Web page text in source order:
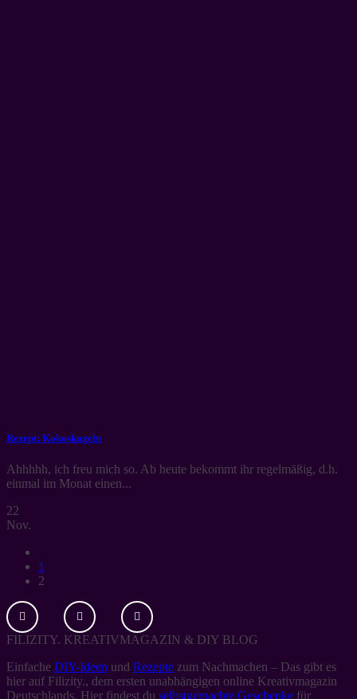
Rezept: Kokoskugeln
Ahhhhh, ich freu mich so. Ab heute bekommt ihr regelmäßig, d.h.
einmal im Monat einen...
22
Nov.
1
2
FILIZITY. KREATIVMAGAZIN & DIY BLOG
Einfache DIY-Ideen und Rezepte zum Nachmachen – Das gibt es
hier auf Filizity., dem ersten unabhängigen online Kreativmagazin
Deutschlands. Hier findest du selbstgemachte Geschenke für